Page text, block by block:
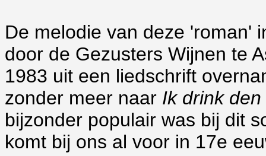
De melodie van deze 'roman'
door de Gezusters Wijnen te
1983 uit een liedschrift
zonder meer naar Ik drink
bijzonder populair was bij dit
komt bij ons al voor in 17e